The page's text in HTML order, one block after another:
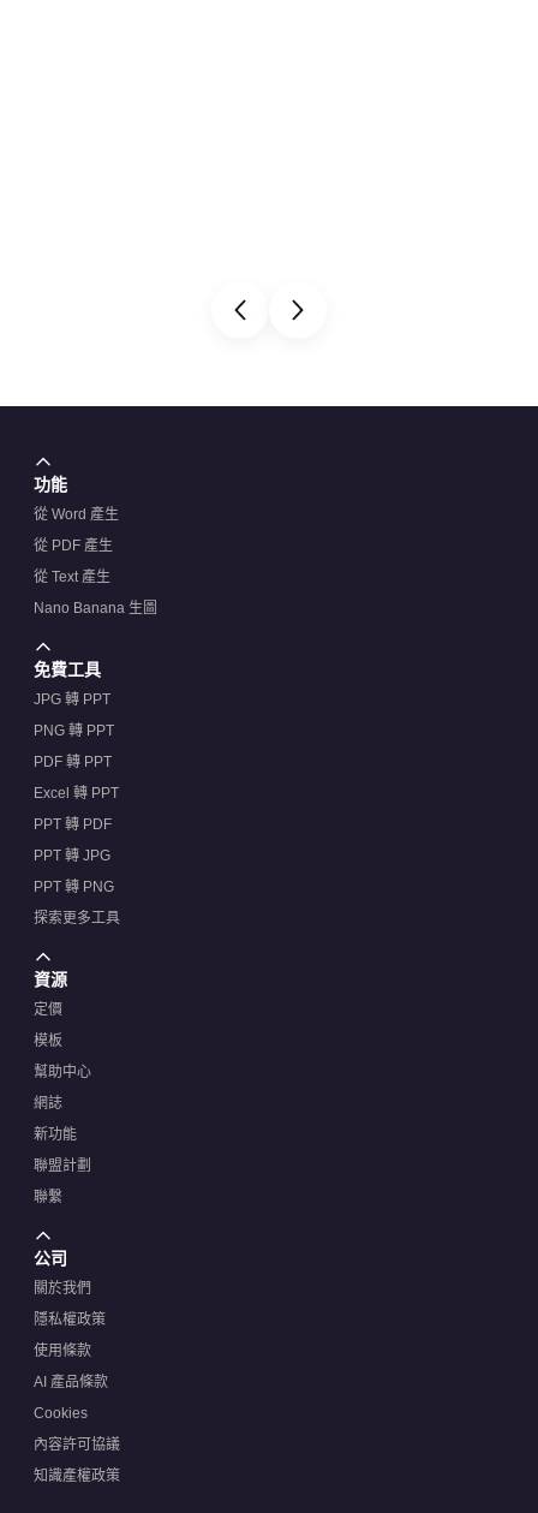
功能
從 Word 產生
從 PDF 產生
從 Text 產生
Nano Banana 生圖
免費工具
JPG 轉 PPT
PNG 轉 PPT
PDF 轉 PPT
Excel 轉 PPT
PPT 轉 PDF
PPT 轉 JPG
PPT 轉 PNG
探索更多工具
資源
定價
模板
幫助中心
網誌
新功能
聯盟計劃
聯繫
公司
關於我們
隱私權政策
使用條款
AI 產品條款
Cookies
內容許可協議
知識產權政策